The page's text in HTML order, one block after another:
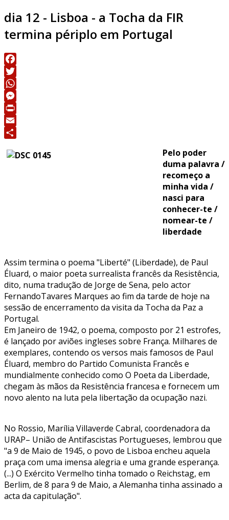
dia 12 - Lisboa - a Tocha da FIR
termina périplo em Portugal
Facebook
Twitter
WhatsApp
Messenger
Print
Email
Pelo poder
duma palavra /
recomeço a
minha vida /
nasci para
conhecer-te /
nomear-te /
liberdade
Assim termina o poema "Liberté" (Liberdade), de Paul
Éluard, o maior poeta surrealista francês da Resistência,
dito, numa tradução de Jorge de Sena, pelo actor
FernandoTavares Marques ao fim da tarde de hoje na
sessão de encerramento da visita da Tocha da Paz a
Portugal.
Em Janeiro de 1942, o poema, composto por 21 estrofes,
é lançado por aviões ingleses sobre França. Milhares de
exemplares, contendo os versos mais famosos de Paul
Éluard, membro do Partido Comunista Francês e
mundialmente conhecido como O Poeta da Liberdade,
chegam às mãos da Resistência francesa e fornecem um
novo alento na luta pela libertação da ocupação nazi.
No Rossio, Marília Villaverde Cabral, coordenadora da
URAP– União de Antifascistas Portugueses, lembrou que
"a 9 de Maio de 1945, o povo de Lisboa encheu aquela
praça com uma imensa alegria e uma grande esperança.
(...) O Exército Vermelho tinha tomado o Reichstag, em
Berlim, de 8 para 9 de Maio, a Alemanha tinha assinado a
acta da capitulação".